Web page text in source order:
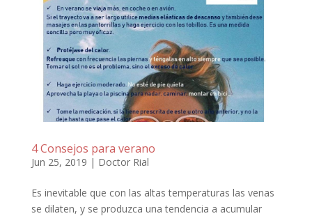
4 Consejos para verano
Jun 25, 2019 | Doctor Rial
Es inevitable que con las altas temperaturas las venas
se dilaten, y se produzca una tendencia a acumular